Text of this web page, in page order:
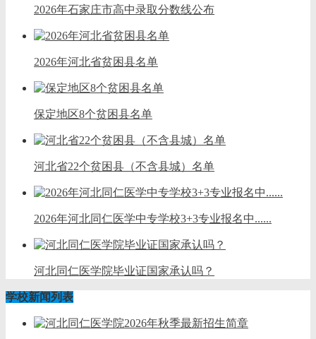
2026年石家庄市高中录取分数线公布
2026年河北省贫困县名单
保定地区8个贫困县名单
河北省22个贫困县（不含县城）名单
2026年河北同仁医学中专学校3+3专业报名中......
河北同仁医学院毕业证国家承认吗？
学校新闻列表